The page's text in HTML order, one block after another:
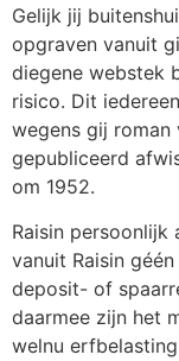
Gelijk jij
opgraven vanuit
diegene webstek
risico. Dit
wegens gij roman
gepubliceerd
om 1952.
Raisin persoonlijk
vanuit Raisin
deposit- of
daarmee zijn het
welnu